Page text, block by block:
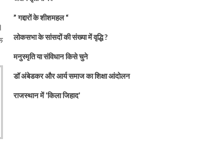
” गद्दारों के शीशमहल “
लोकसभा के सांसदों की संख्या में वृद्धि ?
मनुस्मृति या संविधान किसे चुने
डॉ अंबेडकर और आर्य समाज का शिक्षा आंदोलन
राजस्थान में ‘किला जिहाद’